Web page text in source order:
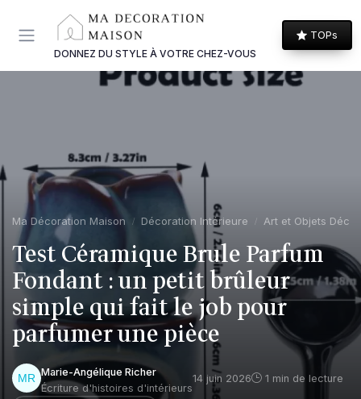
DONNEZ DU STYLE À VOTRE CHEZ-VOUS
TOPs
Ma Décoration Maison Décoration Intérieure Art et Objets
Test Céramique Brule Parfum
Fondant : un petit brûleur
simple qui fait le job pour
parfumer une pièce
Marie-Angélique Richer
Écriture d'histoires d'intérieurs
14 juin 2026 1 min de lecture
Panneau de gestion des cookies